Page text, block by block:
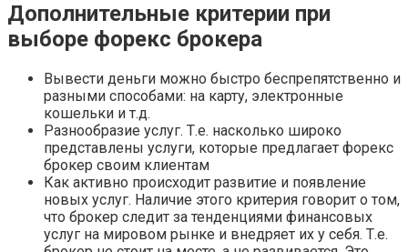
Дополнительные критерии при
выборе форекс брокера
Вывести деньги можно быстро беспрепятственно и
разными способами: на карту, электронные
кошельки и т.д.
Разнообразие услуг. Т.е. насколько широко
представлены услуги, которые предлагает форекс
брокер своим клиентам
Как активно происходит развитие и появление
новых услуг. Наличие этого критерия говорит о том,
что брокер следит за тенденциями финансовых
услуг на мировом рынке и внедряет их у себя. Т.е.